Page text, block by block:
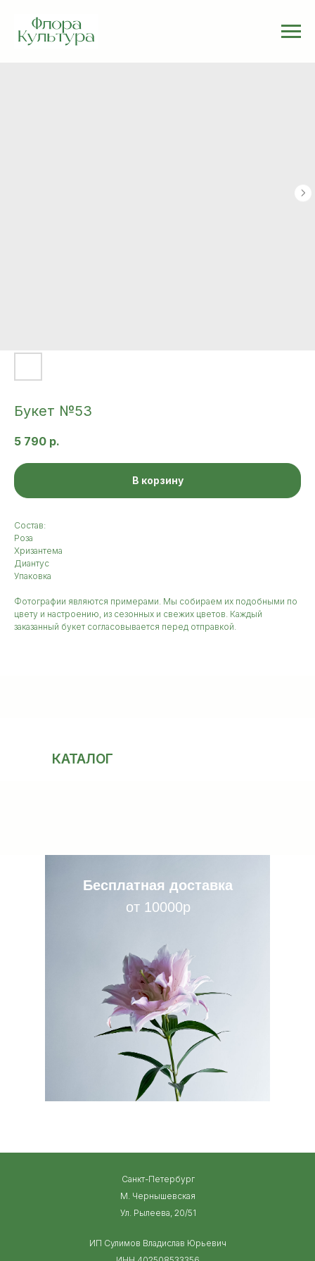
Букет №53
5 790 р.
В корзину
Состав:
Роза
Хризантема
Диантус
Упаковка
Фотографии являются примерами. Мы собираем их подобными по
цвету и настроению, из сезонных и свежих цветов. Каждый
заказанный букет согласовывается перед отправкой.
КАТАЛОГ
от 10000р
Бесплатная доставка
ИП Сулимов Владислав Юрьевич
Санкт-Петербург
М. Чернышевская
Ул. Рылеева, 20/51